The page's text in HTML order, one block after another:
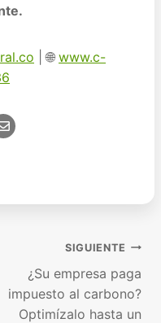
| 🌐 www.c-
SIGUIENTE
¿Su empresa paga
impuesto al carbono?
Optimízalo hasta un